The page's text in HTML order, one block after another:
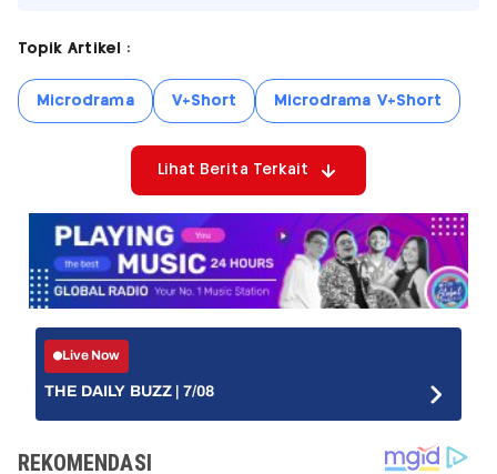
Topik Artikel :
Microdrama V+Short Microdrama V+Short
Lihat Berita Terkait
Live Now
THE DAILY BUZZ | 7/08